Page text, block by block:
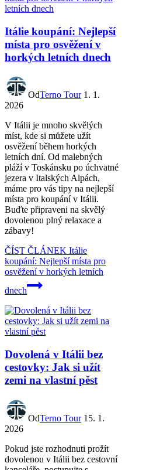
Itálie koupání: Nejlepší
místa pro osvěžení v
horkých letních dnech
OdTerno Tour 1. 1.
2026
V Itálii je mnoho skvělých
míst, kde si můžete užít
osvěžení během horkých
letních dní. Od malebných
pláží v Toskánsku po úchvatné
jezera v Italských Alpách,
máme pro vás tipy na nejlepší
místa pro koupání v Itálii.
Buďte připraveni na skvělý
dovolenou plný relaxace a
zábavy!
ČÍST ČLÁNEK Itálie
koupání: Nejlepší místa pro
osvěžení v horkých letních
dnech
Dovolená v Itálii bez
cestovky: Jak si užít
zemi na vlastní pěst
OdTerno Tour 15. 1.
2026
Pokud jste rozhodnuti prožít
dovolenou v Itálii bez cestovní